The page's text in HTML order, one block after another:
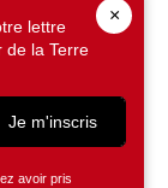
×
lettre
de la Terre
Je m'inscris
avoir pris